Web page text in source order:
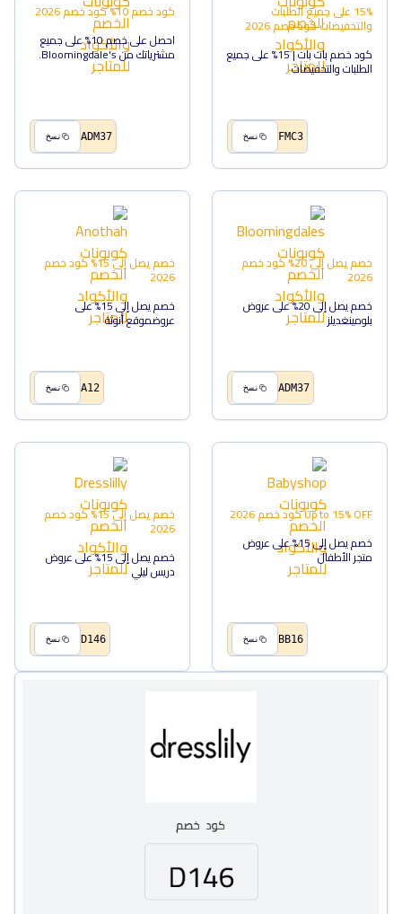
15% على جميع الطلبات
والتخفيضاتكود خصم2026
كود خصم بات بات | 15% على جميع
الطلبات والتخفيضات
FMC3 نسخ
كود خصم 10% كود خصم2026
احصل على خصم 10% على جميع
مشترياتك من Bloomingdale's.
ADM37 نسخ
خصم يصل إلى 20% كود خصم
2026
خصم يصل إلى 20% على عروض
بلومينغديلز
ADM37 نسخ
خصم يصل إلى 15% كود خصم
2026
خصم يصل إلى 15% على
عروضموقع أنوثة
A12 نسخ
Up to 15% OFFكود خصم2026
خصم يصل إلى 15% على عروض
متجر الأطفال
BB16 نسخ
خصم يصل إلى 15% كود خصم
2026
خصم يصل إلى 15% على عروض
دريس ليلي
D146 نسخ